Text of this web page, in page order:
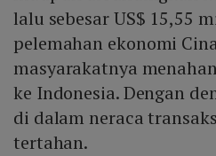
lalu sebesar US$ 15,55
pelemahan ekonomi
masyarakatnya
ke Indonesia. Dengan
di dalam neraca
tertahan.